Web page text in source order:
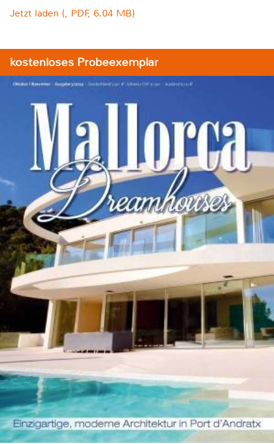
Jetzt laden (, PDF, 6.04 MB)
kostenloses Probeexemplar